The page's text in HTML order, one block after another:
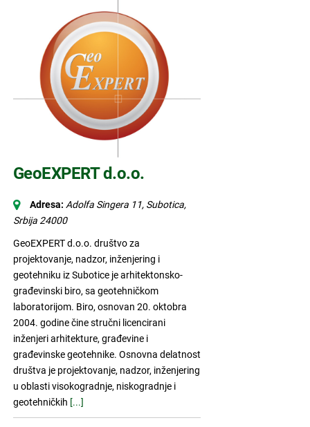
GeoEXPERT d.o.o.
Adresa: Adolfa Singera 11, Subotica,
Srbija 24000
GeoEXPERT d.o.o. društvo za
projektovanje, nadzor, inženjering i
geotehniku iz Subotice je arhitektonsko-
građevinski biro, sa geotehničkom
laboratorijom. Biro, osnovan 20. oktobra
2004. godine čine stručni licencirani
inženjeri arhitekture, građevine i
građevinske geotehnike. Osnovna delatnost
društva je projektovanje, nadzor, inženjering
u oblasti visokogradnje, niskogradnje i
geotehničkih [...]